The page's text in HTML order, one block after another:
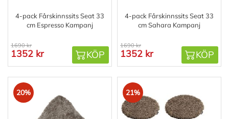
4-pack Fårskinnssits Seat 33
cm Espresso Kampanj
1690 kr
1352 kr KÖP
4-pack Fårskinnssits Seat 33
cm Sahara Kampanj
1690 kr
1352 kr KÖP
20% 21%